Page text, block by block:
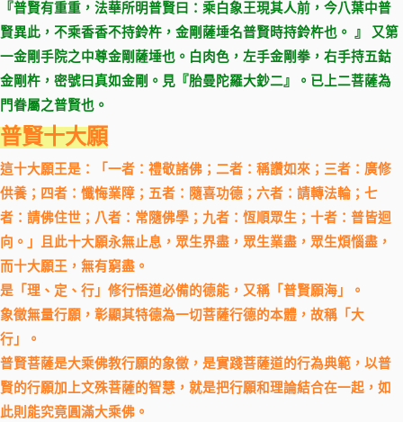
『普賢有重重，法華所明普賢曰：乘白象王現其人前，今八葉中普
賢異此，不乘香香不持鈴杵，金剛薩埵名普賢時持鈴杵也。 』 又第
一金剛手院之中尊金剛薩埵也。白肉色，左手金剛拳，右手持五鈷
金剛杵，密號曰真如金剛。見『胎曼陀羅大鈔二』。已上二菩薩為
門眷屬之普賢也。
普賢十大願
這十大願王是：「一者：禮敬諸佛；二者：稱讚如來；三者：廣修
供養；四者：懺悔業障；五者：隨喜功德；六者：請轉法輪；七
者：請佛住世；八者：常隨佛學；九者：恆順眾生；十者：普皆迴
向。」且此十大願永無止息，眾生界盡，眾生業盡，眾生煩惱盡，
而十大願王，無有窮盡。
是「理、定、行」修行悟道必備的德能，又稱「普賢願海」。
象徵無量行願，彰顯其特德為一切菩薩行德的本體，故稱「大
行」。
普賢菩薩是大乘佛教行願的象徵，是實踐菩薩道的行為典範，以普
賢的行願加上文殊菩薩的智慧，就是把行願和理論結合在一起，如
此則能究竟圓滿大乘佛。